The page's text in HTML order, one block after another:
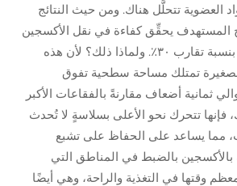
العضوية تتحلَّل هناك. ومن حيث النتائج
المستهدف يحقِّق كفاءة في نقل الأكسجين
تفوق الطرق القديمة بنسبة تقارب ٣٠٪. ولماذا ذلك؟ لأن هذه
تمتلك مساحة سطحية تفوق
ثمانية أضعاف مقارنةً بالفقاعات الأكبر
فإنها تتحرك نحو الأعلى بسلاسةٍ لا تُحدث
مما يساعد على الحفاظ على تشبع
بالأكسجين بالضبط في المناطق التي
وقتها في التغذية والراحة، وهي أيضًا